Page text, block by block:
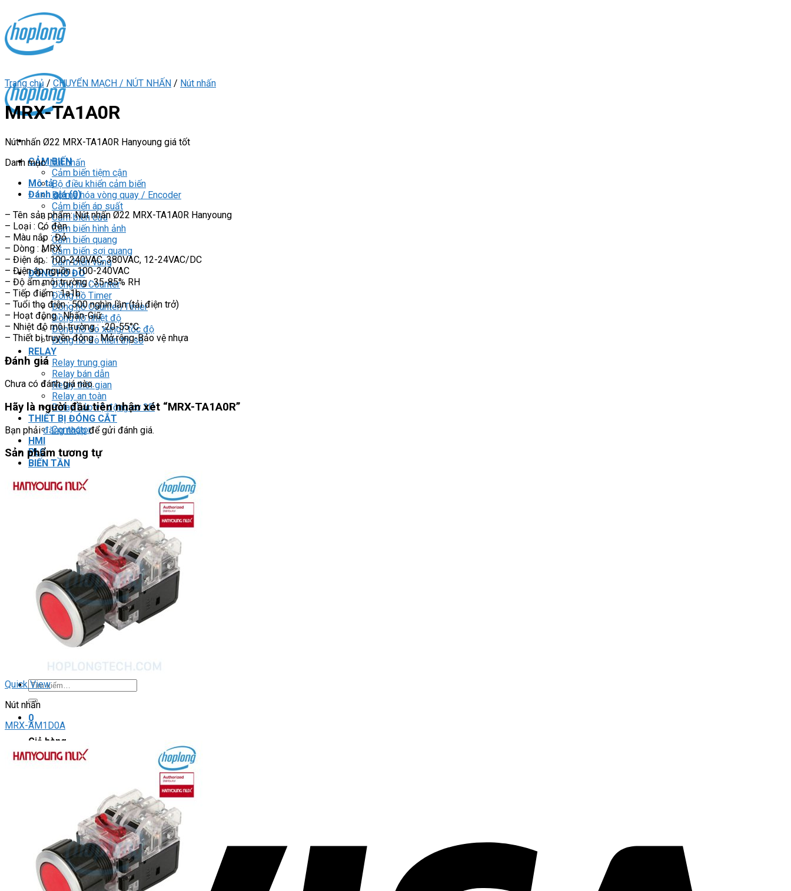
content
CẢM BIẾN
Cảm biến tiệm cận
Bộ điều khiển cảm biến
Bộ mã hóa vòng quay / Encoder
Cảm biến áp suất
Cảm biến cửa
Cảm biến hình ảnh
Cảm biến quang
Cảm biến sợi quang
Cảm biến vùng
ĐỒNG HỒ ĐO
Đồng hồ Counter
Đồng hồ Timer
Đồng hồ Counter/Timer
Đồng hồ nhiệt độ
Đồng hồ đo xung/ tốc độ
Đồng hồ đo hiển thị số
RELAY
Relay trung gian
Relay bán dẫn
Relay thời gian
Relay an toàn
Relay bảo vệ động cơ 3P
THIẾT BỊ ĐÓNG CẮT
Contactor
HMI
PLC
BIẾN TẦN
LOGIC RELAY
DRIVER / MOTOR STEP
ĐÈN BÁO
Đèn báo quay
Đèn báo panel tròn
Đèn báo tháp
Đèn báo khác
CHUYỂN MẠCH / NÚT NHẤN
Chuyển mạch có khóa
Công tắc dừng khẩn
Nút nhấn
Can nhiệt
Tìm
kiếm:
0
Giỏ hàng
Chưa có sản phẩm trong giỏ hàng.
Trang chủ / CHUYỂN MẠCH / NÚT NHẤN / Nút nhấn
MRX-TA1A0R
Nút nhấn Ø22 MRX-TA1A0R Hanyoung giá tốt
Danh mục:Nút nhấn
Mô tả
Đánh giá (0)
– Tên sản phẩm: Nút nhấn Ø22 MRX-TA1A0R Hanyoung
– Loại : Có đèn
– Màu nắp : Đỏ
– Dòng : MRX
– Điện áp : 100-240VAC, 380VAC, 12-24VAC/DC
– Điện áp nguồn : 100-240VAC
– Độ ẩm môi trường : 35-85% RH
– Tiếp điểm : 1a1b
– Tuổi thọ điện : 500 nghìn lần (tải điện trở)
– Hoạt động : Nhấn-Giữ
– Nhiệt độ môi trường : -20-55°C
– Thiết bị truyền động : Mở rộng-Bảo vệ nhựa
Đánh giá
Chưa có đánh giá nào.
Hãy là người đầu tiên nhận xét “MRX-TA1A0R”
Bạn phảiđăng nhậpđể gửi đánh giá.
Sản phẩm tương tự
Quick View
Nút nhấn
MRX-AM1D0A